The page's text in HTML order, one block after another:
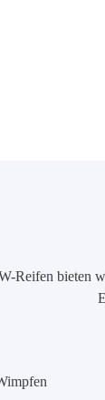
Reifen bieten